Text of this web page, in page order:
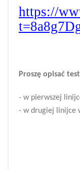
https://
Proszę opisać
- w pierwszej
- w drugiej linijce